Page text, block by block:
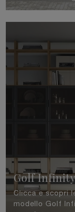
Golf Infinity
Clicca e scopri
modello Golf